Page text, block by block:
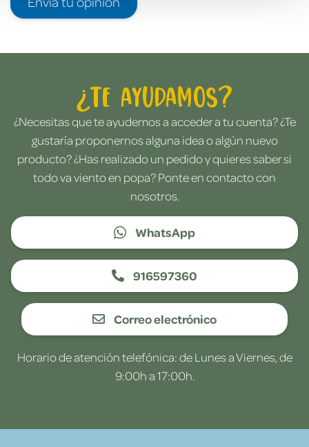
¿Te ayudamos?
¿Necesitas que te ayudemos a acceder a tu cuenta? ¿Te
gustaría proponernos alguna idea o algún nuevo
producto? ¿Has realizado un pedido y quieres saber si
todo va viento en popa? Ponte en contacto con
nosotros.
WhatsApp
916597360
Correo electrónico
Horario de atención telefónica: de Lunes a Viernes, de
9:00h a 17:00h.